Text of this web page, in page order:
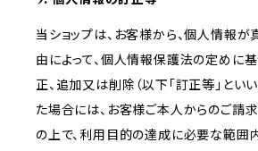
当ショップは、お客様から、個人情報
由によって、個人情報保護法の定めに
正、追加又は削除（以下「訂正等」とい
た場合には、お客様ご本人からのご請
の上で、利用目的の達成に必要な範囲